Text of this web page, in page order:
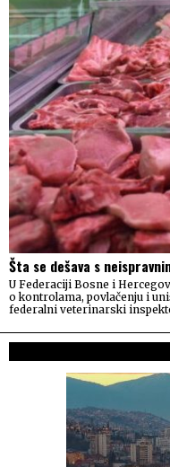
Šta se dešava s
U Federaciji Bosne i
o kontrolama, povlačenju i
federalni veterinarski